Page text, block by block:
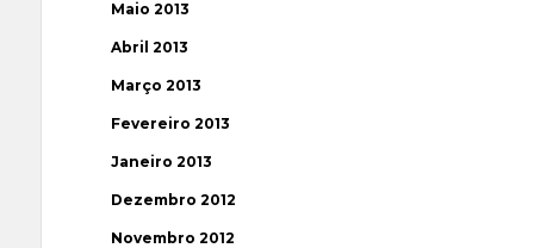
Maio 2013
Abril 2013
Março 2013
Fevereiro 2013
Janeiro 2013
Dezembro 2012
Novembro 2012